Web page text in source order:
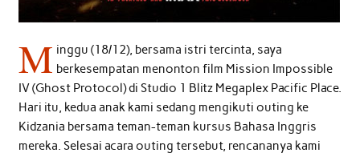
M inggu (18/12), bersama istri tercinta, saya
berkesempatan menonton film Mission Impossible
IV (Ghost Protocol) di Studio 1 Blitz Megaplex Pacific Place.
Hari itu, kedua anak kami sedang mengikuti outing ke
Kidzania bersama teman-teman kursus Bahasa Inggris
mereka. Selesai acara outing tersebut, rencananya kami